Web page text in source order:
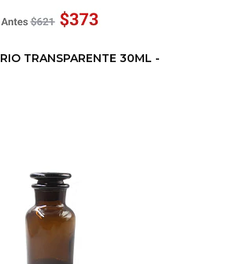
TRANSPARENTE 30ML -